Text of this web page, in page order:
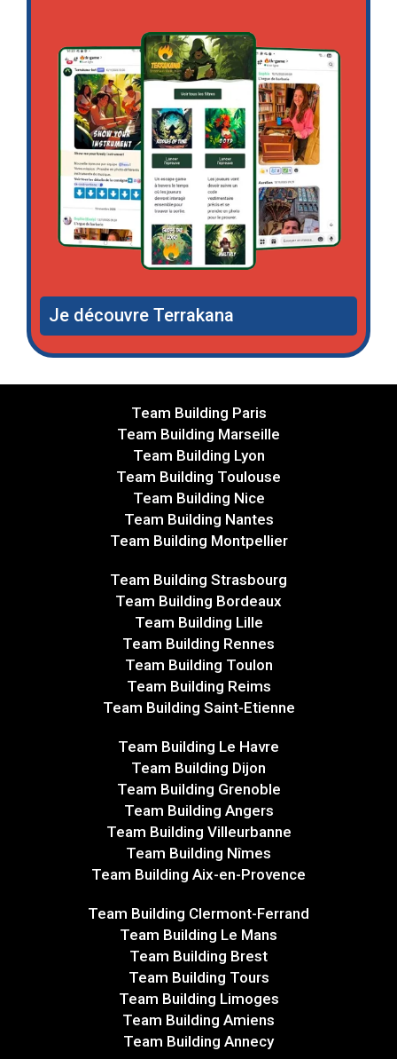
Je découvre Terrakana
Team Building Paris
Team Building Marseille
Team Building Lyon
Team Building Toulouse
Team Building Nice
Team Building Nantes
Team Building Montpellier
Team Building Strasbourg
Team Building Bordeaux
Team Building Lille
Team Building Rennes
Team Building Toulon
Team Building Reims
Team Building Saint-Etienne
Team Building Le Havre
Team Building Dijon
Team Building Grenoble
Team Building Angers
Team Building Villeurbanne
Team Building Nîmes
Team Building Aix-en-Provence
Team Building Clermont-Ferrand
Team Building Le Mans
Team Building Brest
Team Building Tours
Team Building Limoges
Team Building Amiens
Team Building Annecy